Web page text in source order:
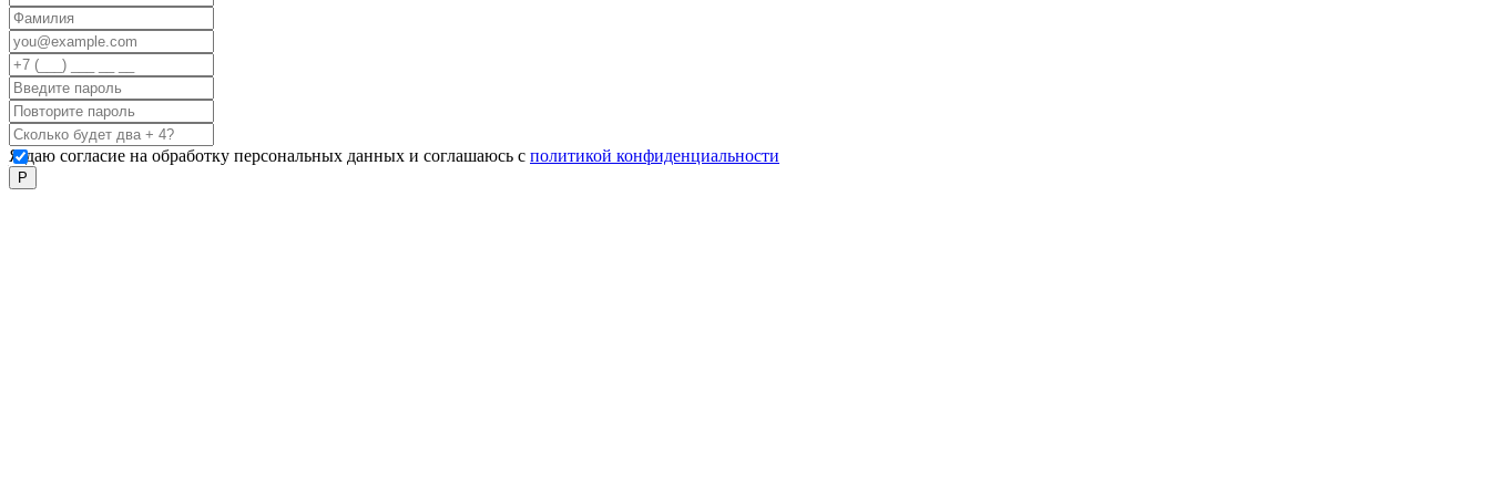
Я даю согласие на обработку персональных данных и соглашаюсь с политикой конфиденциальности
Р